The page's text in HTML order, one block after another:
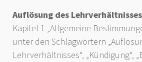
Auflösung des
Kapitel 1 „Allgemeine
unter den Schlagwörtern
Lehrverhältnisses“, „Kündigung“,